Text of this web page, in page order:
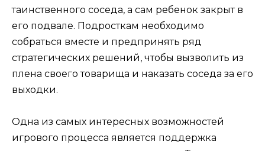
таинственного соседа, а сам ребенок закрыт в
его подвале. Подросткам необходимо
собраться вместе и предпринять ряд
стратегических решений, чтобы вызволить из
плена своего товарища и наказать соседа за его
выходки.
Одна из самых интересных возможностей
игрового процесса является поддержка